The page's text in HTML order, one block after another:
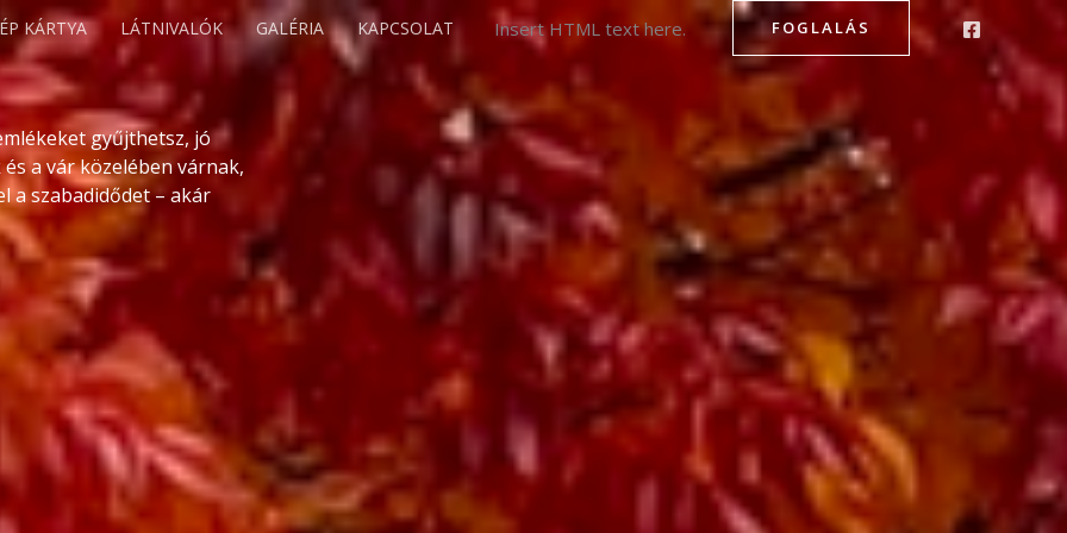
KÁRTYA LÁTNIVALÓK GALÉRIA KAPCSOLAT Insert HTML text here. FOGLALÁS
gyűjthetsz, jó
a vár közelében várnak,
a szabadidődet – akár